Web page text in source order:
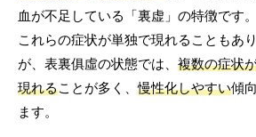
血が不足している「裏虚」の特徴です。
これらの症状が単独で現れることもあ
が、表裏俱虛の状態では、複数の症状
現れることが多く、慢性化しやすい傾
ます。